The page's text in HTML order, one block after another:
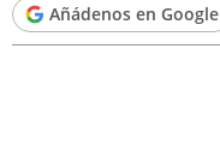
Añádenos en Google